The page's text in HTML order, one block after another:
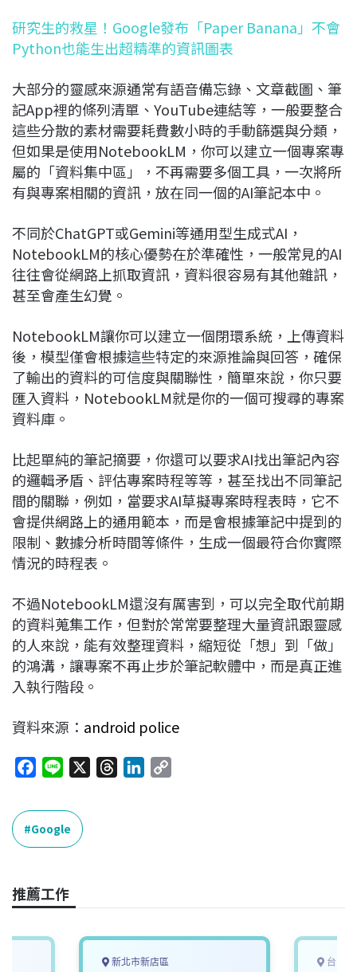
研究生的救星！Google發布「Paper Banana」不會
Python也能生出超精準的資訊圖表
大部分的靈感來源通常有語音備忘錄、文章截圖、筆
記App裡的條列清單、YouTube連結等，一般要整合
這些分散的素材需要耗費數小時的手動篩選與分類，
但如果是使用NotebookLM，你可以建立一個專案專
屬的「資料集中區」，不再需要多個工具，一次將所
有與專案相關的資訊，放在同一個的AI筆記本中。
不同於ChatGPT或Gemini等通用型生成式AI，
NotebookLM的核心優勢在於準確性，一般常見的AI
往往會從網路上抓取資訊，資料很容易有其他雜訊，
甚至會產生幻覺。
NotebookLM讓你可以建立一個閉環系統，上傳資料
後，模型僅會根據這些特定的來源推論與回答，確保
了輸出的資料的可信度與關聯性，簡單來說，你只要
匯入資料，NotebookLM就是你的一個可搜尋的專案
資料庫。
比起單純的筆記摘要，你還可以要求AI找出筆記內容
的邏輯矛盾、評估專案時程等等，甚至找出不同筆記
間的關聯，例如，當要求AI草擬專案時程表時，它不
會提供網路上的通用範本，而是會根據筆記中提到的
限制、數據分析時間等條件，生成一個最符合你實際
情況的時程表。
不過NotebookLM還沒有厲害到，可以完全取代前期
的資料蒐集工作，但對於常常要整理大量資訊跟靈感
的人來說，能有效整理資料，縮短從「想」到「做」
的鴻溝，讓專案不再止步於筆記軟體中，而是真正進
入執行階段。
資料來源： android police
c
e
b
o
k
n
e
n
k
Google
推薦工作
新北市新店區 台中